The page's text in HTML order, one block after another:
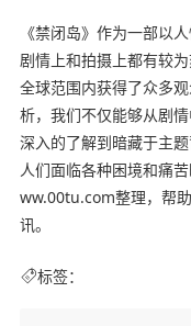
《禁闭岛》作为一部以
剧情上和拍摄上都有较
全球范围内获得了众多
析，我们不仅能够从剧
深入的了解到暗藏于主
人们面临各种困境和痛
ww.00tu.com整理，帮
讯。
标签：